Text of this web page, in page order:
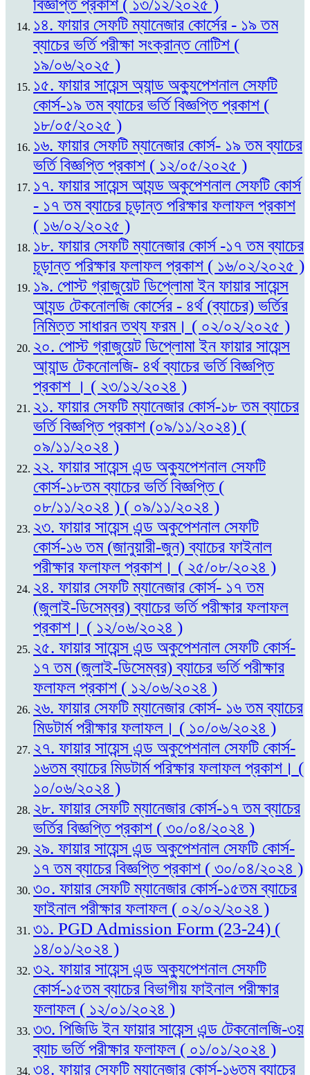
বিজ্ঞপ্তি প্রকাশ ( ১৩/১২/২০২৫ )
১৪. ফায়ার সেফটি ম্যানেজার কোর্সের - ১৯ তম
ব্যাচের ভর্তি পরীক্ষা সংক্রান্ত নোটিশ (
১৯/০৬/২০২৫ )
১৫. ফায়ার সায়েন্স অ্যান্ড অক্যুপেশনাল সেফটি
কোর্স-১৯ তম ব্যাচের ভর্তি বিজ্ঞপ্তি প্রকাশ (
১৮/০৫/২০২৫ )
১৬. ফায়ার সেফটি ম্যানেজার কোর্স- ১৯ তম ব্যাচের
ভর্তি বিজ্ঞপ্তি প্রকাশ ( ১২/০৫/২০২৫ )
১৭. ফায়ার সায়েন্স আ্যন্ড অকুপেশনাল সেফটি কোর্স
- ১৭ তম ব্যাচের চূড়ান্ত পরিক্ষার ফলাফল প্রকাশ
( ১৬/০২/২০২৫ )
১৮. ফায়ার সেফটি ম্যানেজার কোর্স -১৭ তম ব্যাচের
চূড়ান্ত পরিক্ষার ফলাফল প্রকাশ ( ১৬/০২/২০২৫ )
১৯. পোস্ট গ্রাজুয়েট ডিপ্লোমা ইন ফায়ার সায়েন্স
আ্যন্ড টেকনোলজি কোর্সের - ৪র্থ (ব্যাচের) ভর্তির
নিমিত্ত সাধারন তথ্য ফরম। ( ০২/০২/২০২৫ )
২০. পোস্ট গ্রাজুয়েট ডিপ্লোমা ইন ফায়ার সায়েন্স
আ্যান্ড টেকনোলজি- ৪র্থ ব্যাচের ভর্তি বিজ্ঞপ্তি
প্রকাশ । ( ২৩/১২/২০২৪ )
২১. ফায়ার সেফটি ম্যানেজার কোর্স-১৮ তম ব্যাচের
ভর্তি বিজ্ঞপ্তি প্রকাশ (০৯/১১/২০২৪) (
০৯/১১/২০২৪ )
২২. ফায়ার সায়েন্স এন্ড অক্যুপেশনাল সেফটি
কোর্স-১৮তম ব্যাচের ভর্তি বিজ্ঞপ্তি (
০৮/১১/২০২৪ ) ( ০৯/১১/২০২৪ )
২৩. ফায়ার সায়েন্স এন্ড অকুপেশনাল সেফটি
কোর্স-১৬ তম (জানুয়ারী-জুন) ব্যাচের ফাইনাল
পরীক্ষার ফলাফল প্রকাশ। ( ২৫/০৮/২০২৪ )
২৪. ফায়ার সেফটি ম্যানেজার কোর্স- ১৭ তম
(জুলাই-ডিসেম্বর) ব্যাচের ভর্তি পরীক্ষার ফলাফল
প্রকাশ। ( ১২/০৬/২০২৪ )
২৫. ফায়ার সায়েন্স এন্ড অকুপেশনাল সেফটি কোর্স-
১৭ তম (জুলাই-ডিসেম্বর) ব্যাচের ভর্তি পরীক্ষার
ফলাফল প্রকাশ ( ১২/০৬/২০২৪ )
২৬. ফায়ার সেফটি ম্যানেজার কোর্স- ১৬ তম ব্যাচের
মিডটার্ম পরীক্ষার ফলাফল। ( ১০/০৬/২০২৪ )
২৭. ফায়ার সায়েন্স এন্ড অকুপেশনাল সেফটি কোর্স-
১৬তম ব্যাচের মিডটার্ম পরিক্ষার ফলাফল প্রকাশ। (
১০/০৬/২০২৪ )
২৮. ফায়ার সেফটি ম্যানেজার কোর্স-১৭ তম ব্যাচের
ভর্তির বিজ্ঞপ্তি প্রকাশ ( ৩০/০৪/২০২৪ )
২৯. ফায়ার সায়েন্স এন্ড অকুপেশনাল সেফটি কোর্স-
১৭ তম ব্যাচের বিজ্ঞপ্তি প্রকাশ ( ৩০/০৪/২০২৪ )
৩০. ফায়ার সেফটি ম্যানেজার কোর্স-১৫তম ব্যাচের
ফাইনাল পরীক্ষার ফলাফল ( ০২/০২/২০২৪ )
৩১. PGD Admission Form (23-24) (
১৪/০১/২০২৪ )
৩২. ফায়ার সায়েন্স এন্ড অক্যুপেশনাল সেফটি
কোর্স-১৫তম ব্যাচের বিভাগীয় ফাইনাল পরীক্ষার
ফলাফল ( ১২/০১/২০২৪ )
৩৩. পিজিডি ইন ফায়ার সায়েন্স এন্ড টেকনোলজি-৩য়
ব্যাচ ভর্তি পরীক্ষার ফলাফল ( ০১/০১/২০২৪ )
৩৪. ফায়ার সেফটি ম্যানেজার কোর্স-১৬তম ব্যাচের